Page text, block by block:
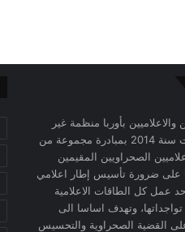
بأوربا منظمة غير
حكومية تأسست سنة 2014 بمبادرة مجموعة من
الصحراويين المقيمين
على ضرورة تأسيس إطار اعلامي
عمل كل الطاقات الاعلامية
وتهدف اساسا الى
القضية الصحراوية والتحسيس